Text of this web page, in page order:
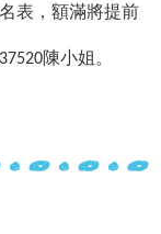
表，額滿將提前
陳小姐。